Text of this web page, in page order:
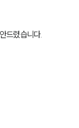
드렸습니다.